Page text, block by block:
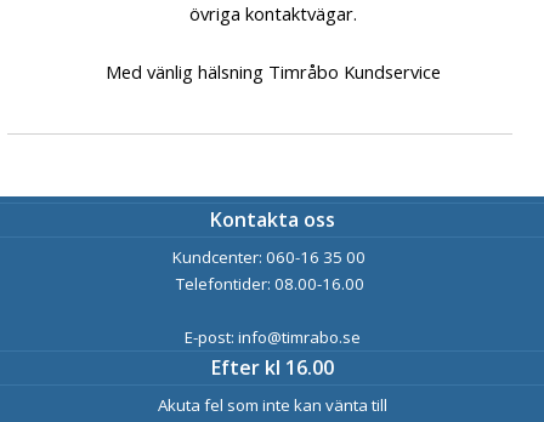
övriga kontaktvägar.
Med vänlig hälsning Timråbo Kundservice
Kontakta oss
Kundcenter: 060-16 35 00
Telefontider: 08.00-16.00
E-post: info@timrabo.se
Efter kl 16.00
Akuta fel som inte kan vänta till